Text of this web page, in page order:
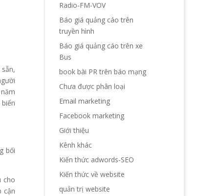
bối
cho
cận
Radio-FM-VOV
Báo giá quảng cáo trên
truyền hình
Báo giá quảng cáo trên xe
Bus
book bài PR trên báo mạng
Chưa được phân loại
Email marketing
Facebook marketing
Giới thiệu
Kênh khác
Kiến thức adwords-SEO
Kiến thức về website
quản trị website